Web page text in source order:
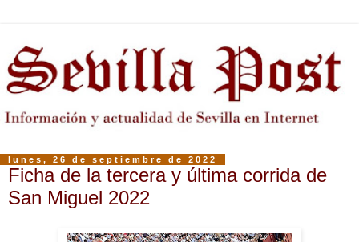
lunes, 26 de septiembre de 2022
Ficha de la tercera y última corrida de
San Miguel 2022